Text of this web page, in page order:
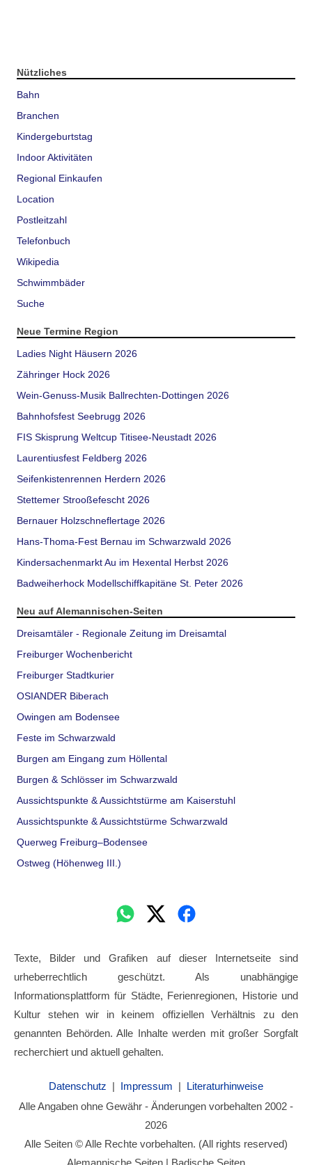
Nützliches
Bahn
Branchen
Kindergeburtstag
Indoor Aktivitäten
Regional Einkaufen
Location
Postleitzahl
Telefonbuch
Wikipedia
Schwimmbäder
Suche
Neue Termine Region
Ladies Night Häusern 2026
Zähringer Hock 2026
Wein-Genuss-Musik Ballrechten-Dottingen 2026
Bahnhofsfest Seebrugg 2026
FIS Skisprung Weltcup Titisee-Neustadt 2026
Laurentiusfest Feldberg 2026
Seifenkistenrennen Herdern 2026
Stettemer Strooßefescht 2026
Bernauer Holzschneflertage 2026
Hans-Thoma-Fest Bernau im Schwarzwald 2026
Kindersachenmarkt Au im Hexental Herbst 2026
Badweiherhock Modellschiffkapitäne St. Peter 2026
Neu auf Alemannischen-Seiten
Dreisamtäler - Regionale Zeitung im Dreisamtal
Freiburger Wochenbericht
Freiburger Stadtkurier
OSIANDER Biberach
Owingen am Bodensee
Feste im Schwarzwald
Burgen am Eingang zum Höllental
Burgen & Schlösser im Schwarzwald
Aussichtspunkte & Aussichtstürme am Kaiserstuhl
Aussichtspunkte & Aussichtstürme Schwarzwald
Querweg Freiburg–Bodensee
Ostweg (Höhenweg III.)
Texte, Bilder und Grafiken auf dieser Internetseite sind
urheberrechtlich geschützt. Als unabhängige
Informationsplattform für Städte, Ferienregionen, Historie und
Kultur stehen wir in keinem offiziellen Verhältnis zu den
genannten Behörden. Alle Inhalte werden mit großer Sorgfalt
recherchiert und aktuell gehalten.
Datenschutz | Impressum | Literaturhinweise
Alle Angaben ohne Gewähr - Änderungen vorbehalten 2002 -
2026
Alle Seiten © Alle Rechte vorbehalten. (All rights reserved)
Alemannische Seiten | Badische Seiten